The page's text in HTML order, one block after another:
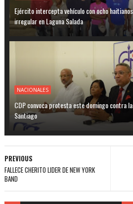
Ejército intercepta vehículo con ocho
irregular en Laguna Salada
NACIONALES
CDP convoca protesta este domingo contra
Santiago
PREVIOUS
FALLECE CHERITO LIDER DE NEW YORK
BAND